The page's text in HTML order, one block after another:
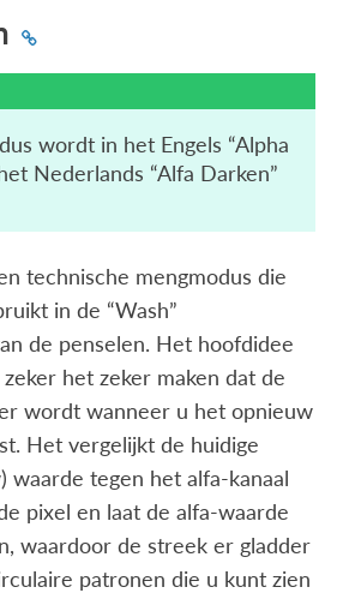
wordt in het Engels “Alpha
Nederlands “Alfa Darken”
technische mengmodus die
in de “Wash”
de penselen. Het hoofdidee
het zeker maken dat de
wordt wanneer u het opnieuw
Het vergelijkt de huidige
waarde tegen het alfa-kanaal
pixel en laat de alfa-waarde
waardoor de streek er gladder
patronen die u kunt zien